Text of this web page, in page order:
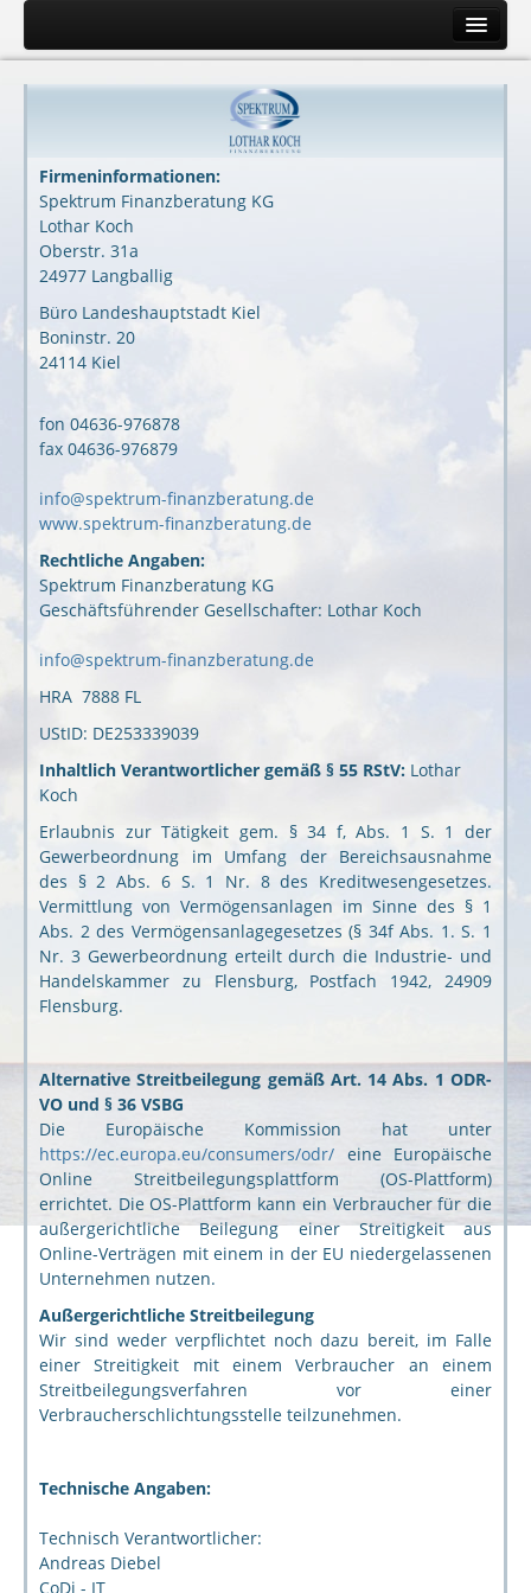
Start
Zusammenarbeit
Vermögenscheck
Kapitalbausteine
Zur Person
Kontakt
Links
Datenschutz
Firmeninformationen:
Spektrum Finanzberatung KG
Lothar Koch
Oberstr. 31a
24977 Langballig
Büro Landeshauptstadt Kiel
Boninstr. 20
24114 Kiel
fon 04636-976878
fax 04636-976879
info@spektrum-finanzberatung.de
www.spektrum-finanzberatung.de
Rechtliche Angaben:
Spektrum Finanzberatung KG
Geschäftsführender Gesellschafter: Lothar Koch
info@spektrum-finanzberatung.de
HRA 7888 FL
UStID: DE253339039
Inhaltlich Verantwortlicher gemäß § 55 RStV: Lothar
Koch
Erlaubnis zur Tätigkeit gem. § 34 f, Abs. 1 S. 1 der
Gewerbeordnung im Umfang der Bereichsausnahme
des § 2 Abs. 6 S. 1 Nr. 8 des Kreditwesengesetzes.
Vermittlung von Vermögensanlagen im Sinne des § 1
Abs. 2 des Vermögensanlagegesetzes (§ 34f Abs. 1. S. 1
Nr. 3 Gewerbeordnung erteilt durch die Industrie- und
Handelskammer zu Flensburg, Postfach 1942, 24909
Flensburg.
Alternative Streitbeilegung gemäß Art. 14 Abs. 1 ODR-
VO und § 36 VSBG
Die Europäische Kommission hat unter
https://ec.europa.eu/consumers/odr/ eine Europäische
Online Streitbeilegungsplattform (OS-Plattform)
errichtet. Die OS-Plattform kann ein Verbraucher für die
außergerichtliche Beilegung einer Streitigkeit aus
Online-Verträgen mit einem in der EU niedergelassenen
Unternehmen nutzen.
Außergerichtliche Streitbeilegung
Wir sind weder verpflichtet noch dazu bereit, im Falle
einer Streitigkeit mit einem Verbraucher an einem
Streitbeilegungsverfahren vor einer
Verbraucherschlichtungsstelle teilzunehmen.
Technische Angaben:
Technisch Verantwortlicher:
Andreas Diebel
CoDi - IT